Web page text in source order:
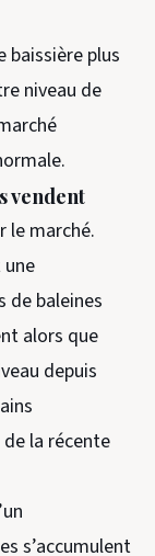
baissière plus
niveau de
vendent
le marché.
de baleines
alors que
depuis
la récente
s’accumulent